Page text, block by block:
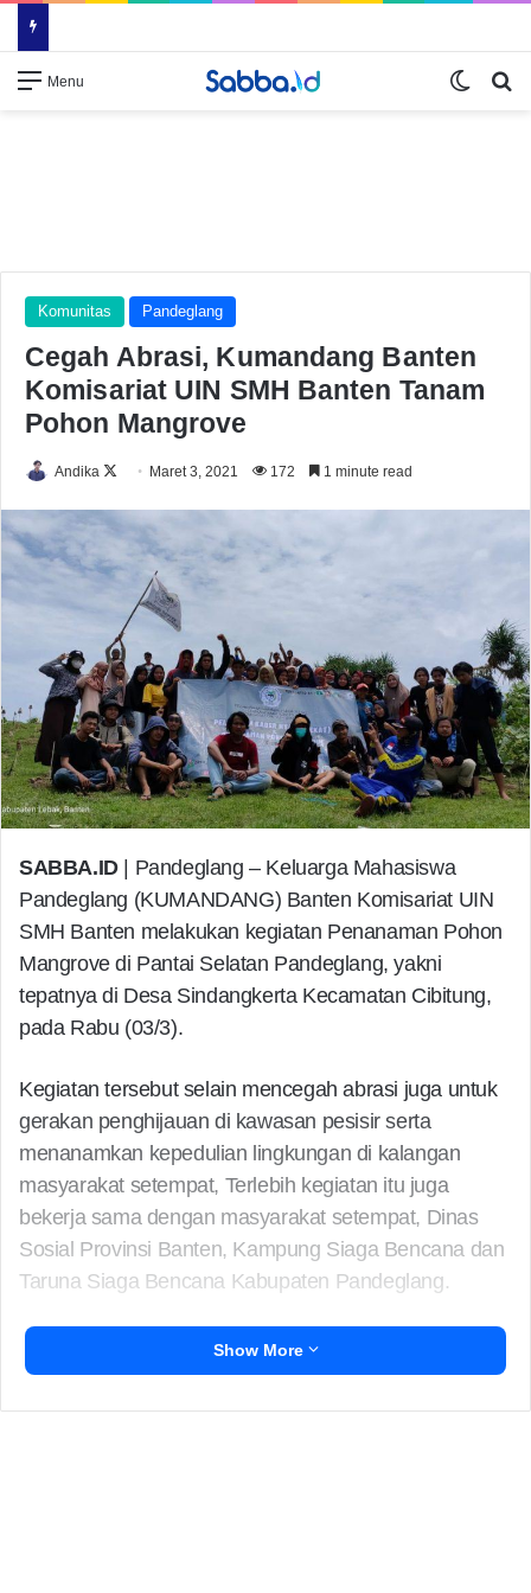
Menu
Komunitas Pandeglang
Cegah Abrasi, Kumandang Banten
Komisariat UIN SMH Banten Tanam
Pohon Mangrove
Andika
FollowMaret 3, 2021 172 1 minute read
SABBA.ID | Pandeglang – Keluarga Mahasiswa
Pandeglang (KUMANDANG) Banten Komisariat UIN
SMH Banten melakukan kegiatan Penanaman Pohon
Mangrove di Pantai Selatan Pandeglang, yakni
tepatnya di Desa Sindangkerta Kecamatan Cibitung,
pada Rabu (03/3).
Kegiatan tersebut selain mencegah abrasi juga untuk
gerakan penghijauan di kawasan pesisir serta
menanamkan kepedulian lingkungan di kalangan
masyarakat setempat, Terlebih kegiatan itu juga
bekerja sama dengan masyarakat setempat, Dinas
Sosial Provinsi Banten, Kampung Siaga Bencana dan
Taruna Siaga Bencana Kabupaten Pandeglang.
Show More